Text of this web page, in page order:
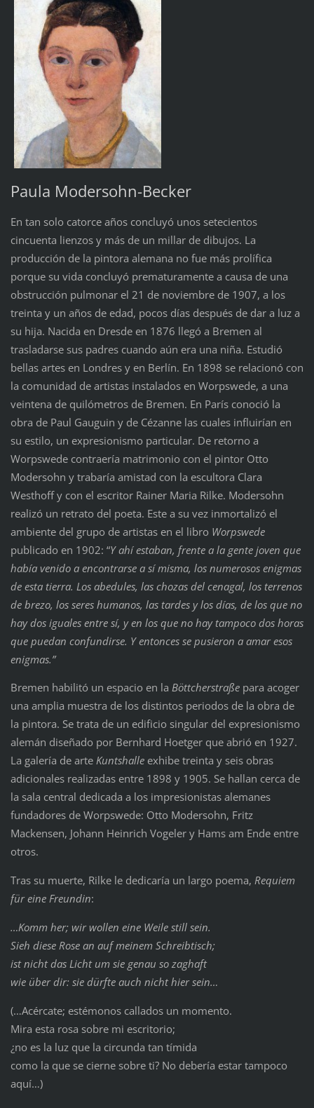
Paula Modersohn-Becker
En tan solo catorce años concluyó unos setecientos
cincuenta lienzos y más de un millar de dibujos. La
producción de la pintora alemana no fue más prolífica
porque su vida concluyó prematuramente a causa de una
obstrucción pulmonar el 21 de noviembre de 1907, a los
treinta y un años de edad, pocos días después de dar a luz a
su hija. Nacida en Dresde en 1876 llegó a Bremen al
trasladarse sus padres cuando aún era una niña. Estudió
bellas artes en Londres y en Berlín. En 1898 se relacionó con
la comunidad de artistas instalados en Worpswede, a una
veintena de quilómetros de Bremen. En París conoció la
obra de Paul Gauguin y de Cézanne las cuales influirían en
su estilo, un expresionismo particular. De retorno a
Worpswede contraería matrimonio con el pintor Otto
Modersohn y trabaría amistad con la escultora Clara
Westhoff y con el escritor Rainer Maria Rilke. Modersohn
realizó un retrato del poeta. Este a su vez inmortalizó el
ambiente del grupo de artistas en el libro Worpswede
publicado en 1902: “Y ahí estaban, frente a la gente joven que
había venido a encontrarse a sí misma, los numerosos enigmas
de esta tierra. Los abedules, las chozas del cenagal, los terrenos
de brezo, los seres humanos, las tardes y los días, de los que no
hay dos iguales entre sí, y en los que no hay tampoco dos horas
que puedan confundirse. Y entonces se pusieron a amar esos
enigmas.”
Bremen habilitó un espacio en la Böttcherstraßepara acoger
una amplia muestra de los distintos periodos de la obra de
la pintora. Se trata de un edificio singular del expresionismo
alemán diseñado por Bernhard Hoetger que abrió en 1927.
La galería de arte Kuntshalleexhibe treinta y seis obras
adicionales realizadas entre 1898 y 1905. Se hallan cerca de
la sala central dedicada a los impresionistas alemanes
fundadores de Worpswede: Otto Modersohn, Fritz
Mackensen, Johann Heinrich Vogeler y Hams am Ende entre
otros.
Tras su muerte, Rilke le dedicaría un largo poema, Requiem
für eine Freundin:
…Komm her; wir wollen eine Weile still sein.
Sieh diese Rose an auf meinem Schreibtisch;
ist nicht das Licht um sie genau so zaghaft
wie über dir: sie dürfte auch nicht hier sein…
(…Acércate; estémonos callados un momento.
Mira esta rosa sobre mi escritorio;
¿no es la luz que la circunda tan tímida
como la que se cierne sobre ti? No debería estar tampoco
aquí…)